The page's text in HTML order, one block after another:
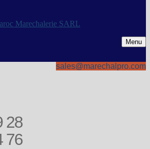
Marechalerie SARL
Menu
sales@marechalpro.com
28
76